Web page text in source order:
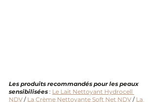
Les produits recommandés pour les peaux
sensibilisées : Le Lait Nettoyant Hydrocell
NDV / La Crème Nettoyante Soft Net NDV / La